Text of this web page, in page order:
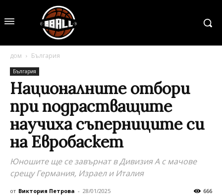
дом България
България
Националните отбори
при подрастващите
научиха съперниците си
на Евробаскет
Юношите ще се завърнат в Дивизия А с мачове
срещу Германия, Израел и Италия
от Виктория Петрова - 28/01/2025 666